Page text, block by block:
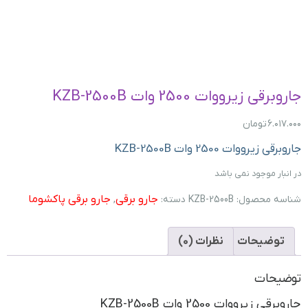
جاروبرقی زیرووات 2500 وات KZB-2500B
۶.۰۱۷.۰۰۰تومان
جاروبرقی زیرووات 2500 وات KZB-2500B
در انبار موجود نمی باشد
شناسه محصول: KZB-2500B دسته: جارو برقی, جارو برقی پاکشوما
توضیحات نظرات (0)
توضیحات
جاروبرقی زیرووات 2500 وات KZB-2500B